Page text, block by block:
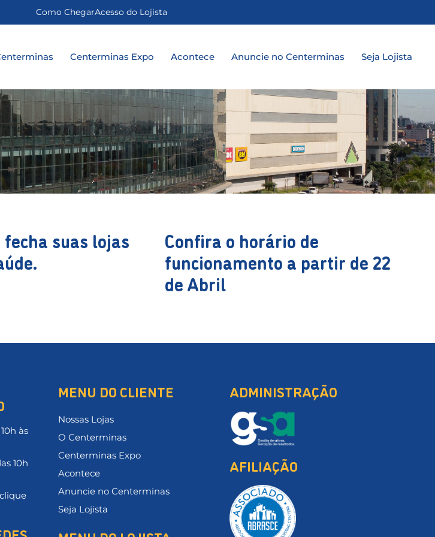
Como ChegarAcesso do Lojista
Centerminas Expo Acontece Anuncie no Centerminas Seja Lojista
suas lojas
Confira o horário de
funcionamento a partir de 22
de Abril
às
10h
MENU DO CLIENTE
Nossas Lojas
O Centerminas
Centerminas Expo
Acontece
Anuncie no Centerminas
Seja Lojista
ADMINISTRAÇÃO
AFILIAÇÃO